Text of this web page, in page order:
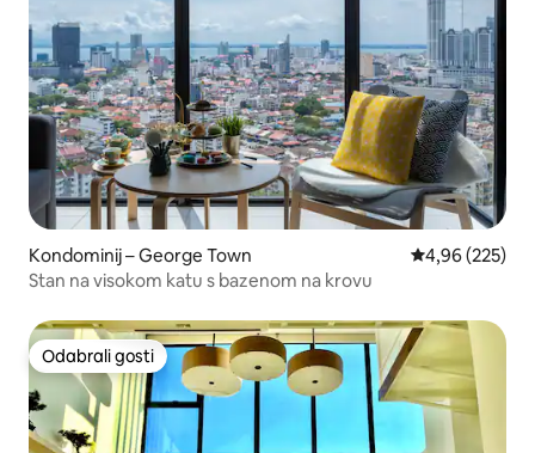
Kondominij – George Town Prosječna
4,96 (225)
Stan na visokom katu s bazenom na krovu
Odabrali gosti
Odabrali gosti